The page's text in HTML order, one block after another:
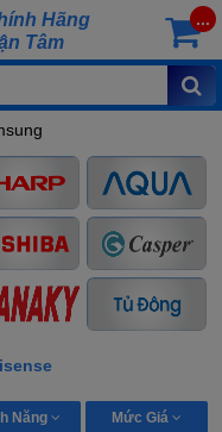
Hãng
Tâm
...
Năng Mức Giá